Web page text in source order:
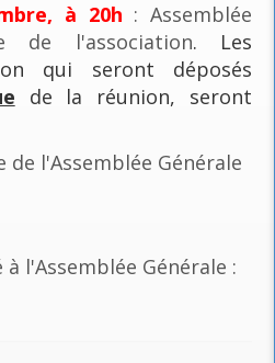
à 20h : Assemblée
de l'association. Les
qui seront déposés
de la réunion, seront
l'Assemblée Générale
l'Assemblée Générale :